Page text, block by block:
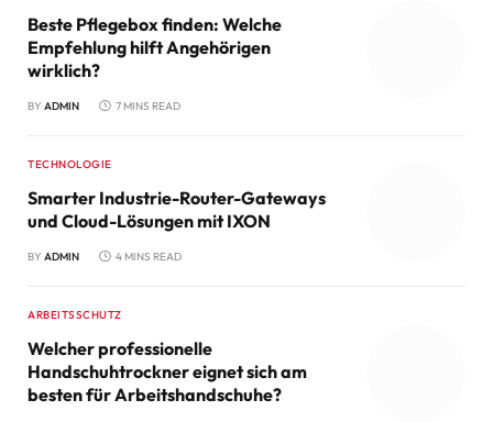
Beste Pflegebox finden: Welche
Empfehlung hilft Angehörigen
wirklich?
BY ADMIN 7 MINS READ
TECHNOLOGIE
Smarter Industrie-Router-Gateways
und Cloud-Lösungen mit IXON
BY ADMIN 4 MINS READ
ARBEITSSCHUTZ
Welcher professionelle
Handschuhtrockner eignet sich am
besten für Arbeitshandschuhe?